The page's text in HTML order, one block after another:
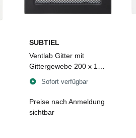
SUBTIEL
Ventlab Gitter mit
Gittergewebe 200 x 145
mm, schwarz
Sofort verfügbar
Preise nach Anmeldung
sichtbar